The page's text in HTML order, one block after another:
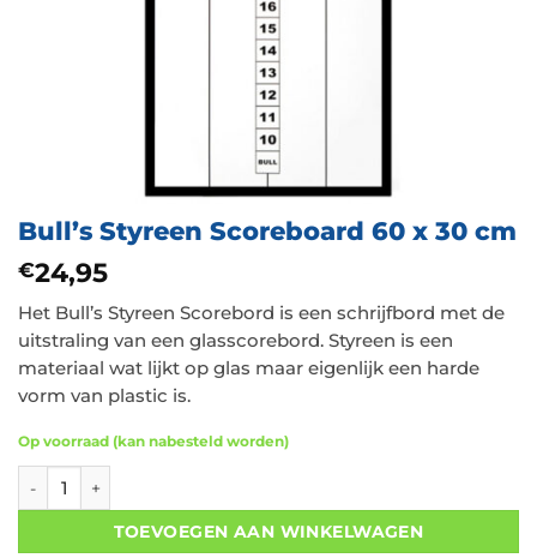
Bull’s Styreen Scoreboard 60 x 30 cm
€24,95
Het Bull’s Styreen Scorebord is een schrijfbord met de
uitstraling van een glasscorebord. Styreen is een
materiaal wat lijkt op glas maar eigenlijk een harde
vorm van plastic is.
Op voorraad (kan nabesteld worden)
TOEVOEGEN AAN WINKELWAGEN